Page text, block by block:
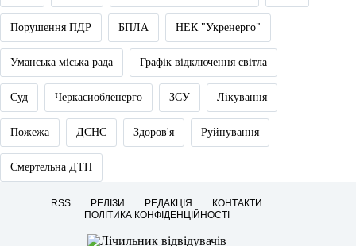
Порушення ПДР БПЛА НЕК "Укренерго"
Уманська міська рада Графік відключення світла
Суд Черкасиобленерго ЗСУ Лікування
Пожежа ДСНС Здоров'я Руйнування
Смертельна ДТП
RSS РЕЛІЗИ РЕДАКЦІЯ
КОНТАКТИ
ПОЛІТИКА КОНФІДЕНЦІЙНОСТІ